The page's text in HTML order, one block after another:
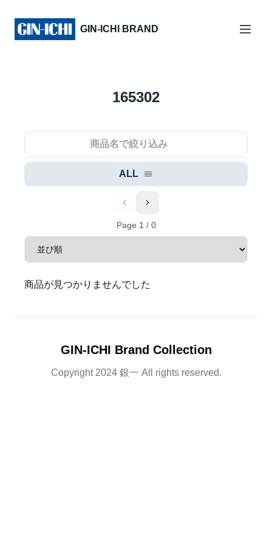
GIN-ICHI BRAND
165302
ALL
PreviousNext
Page 1 / 0
商品が見つかりませんでした
GIN-ICHI Brand Collection
Copyright 2024 銀一 All rights reserved.